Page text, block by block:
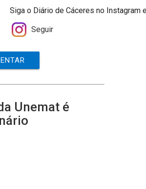
Siga o Diário de Cáceres no Instagram
Seguir
Unemat é